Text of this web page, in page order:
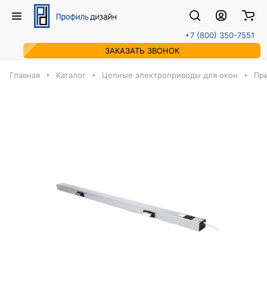
+7 (800) 350-7551
ЗАКАЗАТЬ ЗВОНОК
Главная Каталог Цепные электроприводы для окон